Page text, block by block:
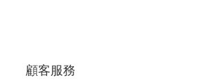
顧客服務